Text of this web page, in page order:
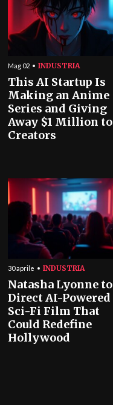
Mag 02 INDUSTRIA
This AI Startup Is
Making an Anime
Series and Giving
Away $1 Million to
Creators
30 aprile INDUSTRIA
Natasha Lyonne to
Direct AI-Powered
Sci-Fi Film That
Could Redefine
Hollywood